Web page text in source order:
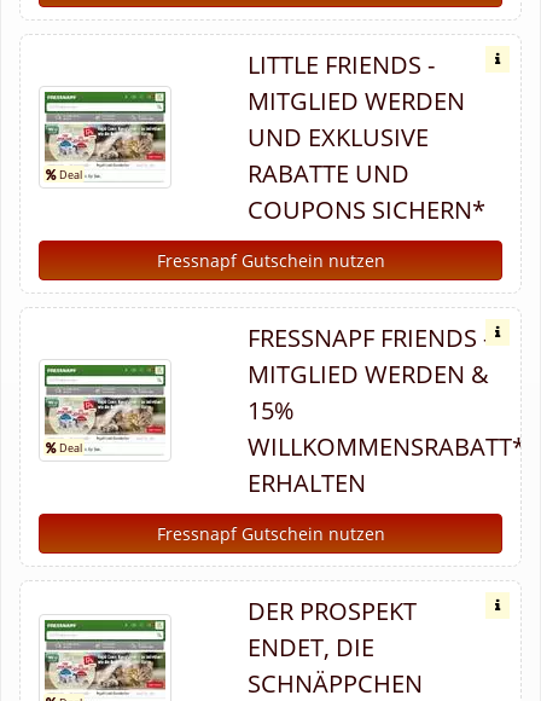
LITTLE FRIENDS -
MITGLIED WERDEN
UND EXKLUSIVE
RABATTE UND
COUPONS SICHERN*
Fressnapf Gutschein nutzen
FRESSNAPF FRIENDS -
MITGLIED WERDEN &
15%
WILLKOMMENSRABATT*
ERHALTEN
Fressnapf Gutschein nutzen
DER PROSPEKT
ENDET, DIE
SCHNÄPPCHEN